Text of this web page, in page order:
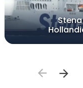
Stena